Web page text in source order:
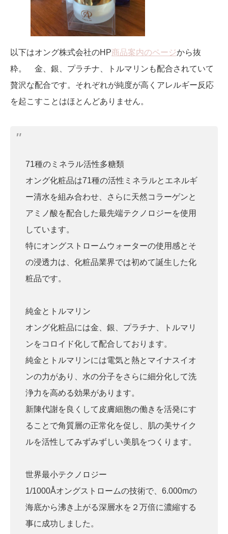
以下はオング株式会社のHP商品案内のページから抜
粋。 金、銀、プラチナ、トルマリンも配合されていて
贅沢な配合です。それぞれが純度が高くアレルギー反応
を起こすことはほとんどありません。
71種のミネラル活性多糖類
オング化粧品は71種の活性ミネラルとエネルギ
ー清水を組み合わせ、さらに天然コラーゲンと
アミノ酸を配合した最先端テクノロジーを使用
しています。
特にオングストロームウォーターの使用感とそ
の浸透力は、化粧品業界では初めて誕生した化
粧品です。
純金とトルマリン
オング化粧品には金、銀、プラチナ、トルマリ
ンをコロイド化して配合しております。
純金とトルマリンには電気と熱とマイナスイオ
ンの力があり、水の分子をさらに細分化して洗
浄力を高める効果があります。
新陳代謝を良くして皮膚細胞の働きを活発にす
ることで角質層の正常化を促し、肌の美サイク
ルを活性してみずみずしい美肌をつくります。
世界最小テクノロジー
1/1000Åオングストロームの技術で、6.000mの
海底から沸き上がる深層水を２万倍に濃縮する
事に成功しました。